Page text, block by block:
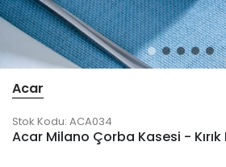
Acar
Stok Kodu: ACA034
Acar Milano Çorba Kasesi -